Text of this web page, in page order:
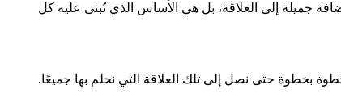
جميلة إلى العلاقة، بل هي الأساس الذي تُبنى عليه كل
بخطوة حتى نصل إلى تلك العلاقة التي نحلم بها جميعًا.